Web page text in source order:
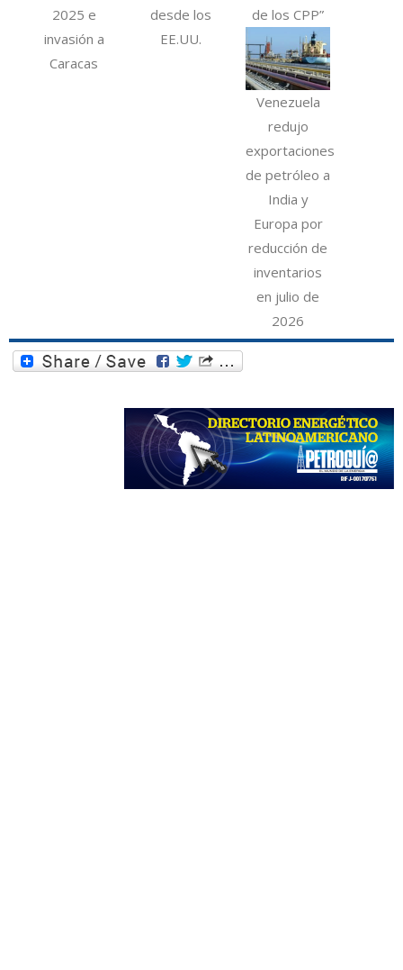
2025 e
invasión a
Caracas
desde los
EE.UU.
de los CPP”
Venezuela
redujo
exportaciones
de petróleo a
India y
Europa por
reducción de
inventarios
en julio de
2026